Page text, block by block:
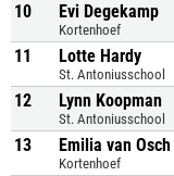
10 Evi Degekamp
Kortenhoef
11 Lotte Hardy
St. Antoniusschool
12 Lynn Koopman
St. Antoniusschool
13 Emilia van Osch
Kortenhoef